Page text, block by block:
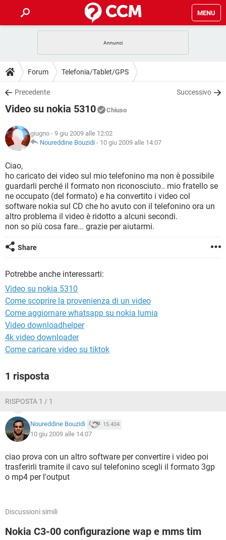
MENU
INTRATTENIMENTO ANDROID
iOS
INSTAGRAM WHATSAPP
TIKTOK
HARDWARE
GUIDE
COVID-19 GAMING
INSTAGRAM
TIKTOK
HARDWARE
DOWNLOAD
COVID-19 GAMING
INTRATTENIMENTO
iOS WINDOWS 10
INSTAGRAM
TIKTOK FACEBOOK
HARDWARE
COVID-19
INTRATTENIMENTO
iOS
INSTAGRAM WHATSAPP
TIKTOK FACEBOOK
HARDWARE
GLOSSARIO
COVID-19
INTRATTENIMENTO ANDROID
iOS WINDOWS 10
INSTAGRAM WHATSAPP
TIKTOK FACEBOOK
HARDWARE
Forum Telefonia/Tablet/GPS
Precedente Successivo
Video su nokia 5310 Chiuso
giugno - 9 giu 2009 alle 12:02
Noureddine Bouzidi - 10 giu 2009 alle 14:07
Ciao,
ho caricato dei video sul mio telefonino ma non è possibile
guardarli perché il formato non riconosciuto.. mio fratello se
ne occupato (del formato) e ha convertito i video col
software nokia sul CD che ho avuto con il telefonino ora un
altro problema il video è ridotto a alcuni secondi.
non so più cosa fare... grazie per aiutarmi.
Share
Potrebbe anche interessarti:
Video su nokia 5310
Come scoprire la provenienza di un video
Come aggiornare whatsapp su nokia lumia
Video downloadhelper
4k video downloader
Come caricare video su tiktok
1 risposta
RISPOSTA 1 / 1
Noureddine Bouzidi 15.404
10 giu 2009 alle 14:07
ciao prova con un altro software per convertire i video poi
trasferirli tramite il cavo sul telefonino scegli il formato 3gp
o mp4 per l'output
Discussioni simili
Nokia C3-00 configurazione wap e mms tim